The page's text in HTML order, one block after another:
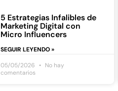
5 Estrategias Infalibles de
Marketing Digital con
Micro Influencers
SEGUIR LEYENDO »
05/05/2026
No hay
comentarios